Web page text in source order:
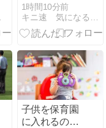
ん、家賃8万
円の部屋で深
夜配信→管理
注意されてお
気持ち表明ｗ
ｗｗ
1時間10分前
子供を保育園
に入れるのを